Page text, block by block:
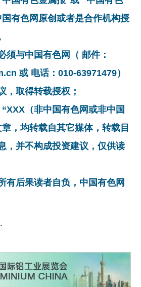
有色网原创或者是合作机构授
须与中国有色网（ 邮件：
或 电话：010-63971479）
，取得转载授权；
（非中国有色网或非中国
，均转载自其它媒体，转载目
，并不构成投资建议，仅供读
有后果读者自负，中国有色网